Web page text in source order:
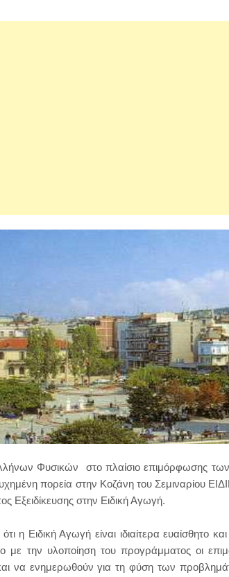
Φυσικών στο πλαίσιο επιμόρφωσης των
πορεία στην Κοζάνη του Σεμιναρίου
Εξειδίκευσης στην Ειδική Αγωγή.
η Ειδική Αγωγή είναι ιδιαίτερα ευαίσθητο
με την υλοποίηση του προγράμματος οι
να ενημερωθούν για τη φύση των